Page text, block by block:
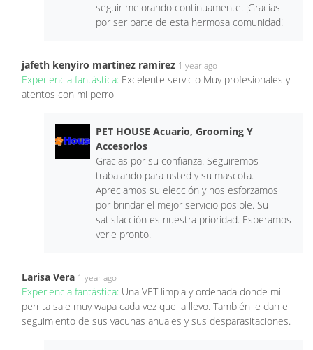
seguir mejorando continuamente. ¡Gracias
por ser parte de esta hermosa comunidad!
jafeth kenyiro martinez ramirez 1 year ago
Experiencia fantástica: Excelente servicio Muy profesionales y
atentos con mi perro
PET HOUSE Acuario, Grooming Y
Accesorios
Gracias por su confianza. Seguiremos
trabajando para usted y su mascota.
Apreciamos su elección y nos esforzamos
por brindar el mejor servicio posible. Su
satisfacción es nuestra prioridad. Esperamos
verle pronto.
Larisa Vera 1 year ago
Experiencia fantástica: Una VET limpia y ordenada donde mi
perrita sale muy wapa cada vez que la llevo. También le dan el
seguimiento de sus vacunas anuales y sus desparasitaciones.